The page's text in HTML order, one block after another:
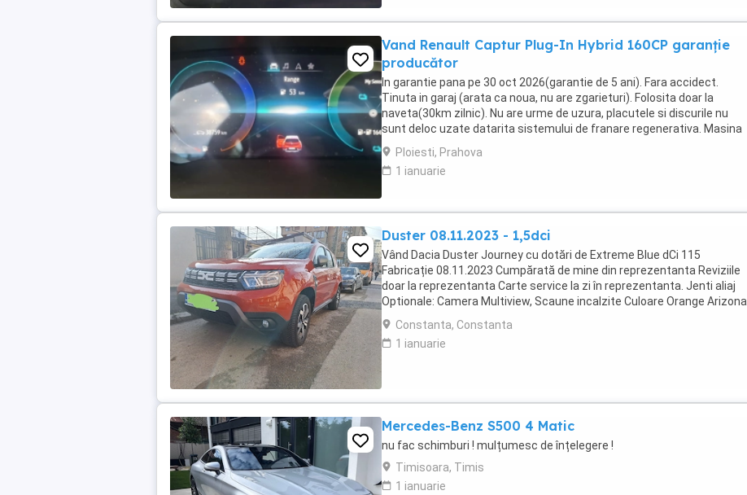
Vand Renault Captur Plug-In Hybrid 160CP garanție
producător
In garantie pana pe 30 oct 2026(garantie de 5 ani). Fara accidect.
Tinuta in garaj (arata ca noua, nu are zgarieturi). Folosita doar la
naveta(30km zilnic). Nu are urme de uzura, placutele si discurile nu
sunt deloc uzate datarita sistemului de franare regenerativa. Masina
are foarte multe dotari suplimentare ...
Ploiesti, Prahova
1 ianuarie
Duster 08.11.2023 - 1,5dci
Vând Dacia Duster Journey cu dotări de Extreme Blue dCi 115
Fabricație 08.11.2023 Cumpărată de mine din reprezentanta Reviziile
doar la reprezentanta Carte service la zi în reprezentanta. Jenti aliaj
Optionale: Camera Multiview, Scaune incalzite Culoare Orange Arizona
Tapițerie Journey Roți aliaj ...
Constanta, Constanta
1 ianuarie
Mercedes-Benz S500 4 Matic
nu fac schimburi ! mulțumesc de înțelegere !
Timisoara, Timis
1 ianuarie